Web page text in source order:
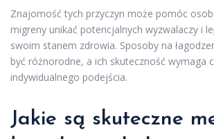
Znajomość tych przyczyn może pomóc
migreny unikać potencjalnych wyzwalaczy i
swoim stanem zdrowia. Sposoby na
być różnorodne, a ich skuteczność wymaga
indywidualnego podejścia.
Jakie są skuteczne